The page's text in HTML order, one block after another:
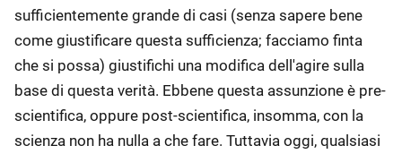
sufficientemente grande di casi (senza sapere bene
come giustificare questa sufficienza; facciamo finta
che si possa) giustifichi una modifica dell'agire sulla
base di questa verità. Ebbene questa assunzione è pre-
scientifica, oppure post-scientifica, insomma, con la
scienza non ha nulla a che fare. Tuttavia oggi, qualsiasi